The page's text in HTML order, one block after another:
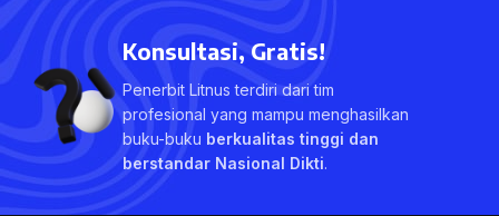
Konsultasi, Gratis!
Penerbit Litnus terdiri dari tim
profesional yang mampu menghasilkan
buku-buku berkualitas tinggi dan
berstandar Nasional Dikti.